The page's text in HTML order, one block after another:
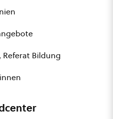
Bildung